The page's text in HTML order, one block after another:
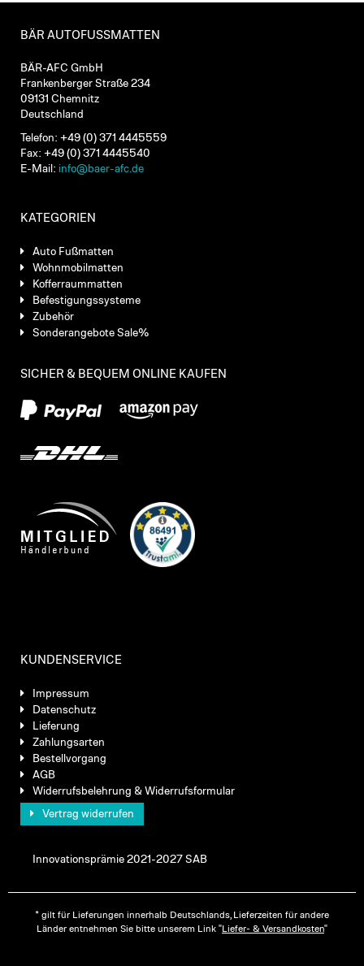
BÄR AUTOFUSSMATTEN
BÄR-AFC GmbH
Frankenberger Straße 234
09131 Chemnitz
Deutschland
Telefon: +49 (0) 371 4445559
Fax: +49 (0) 371 4445540
E-Mail: info@baer-afc.de
KATEGORIEN
Auto Fußmatten
Wohnmobilmatten
Kofferraummatten
Befestigungssysteme
Zubehör
Sonderangebote Sale%
SICHER & BEQUEM ONLINE KAUFEN
KUNDENSERVICE
Impressum
Datenschutz
Lieferung
Zahlungsarten
Bestellvorgang
AGB
Widerrufsbelehrung & Widerrufsformular
Vertrag widerrufen
Innovationsprämie 2021-2027 SAB
* gilt für Lieferungen innerhalb Deutschlands, Lieferzeiten für andere
Länder entnehmen Sie bitte unserem Link "Liefer- & Versandkosten"